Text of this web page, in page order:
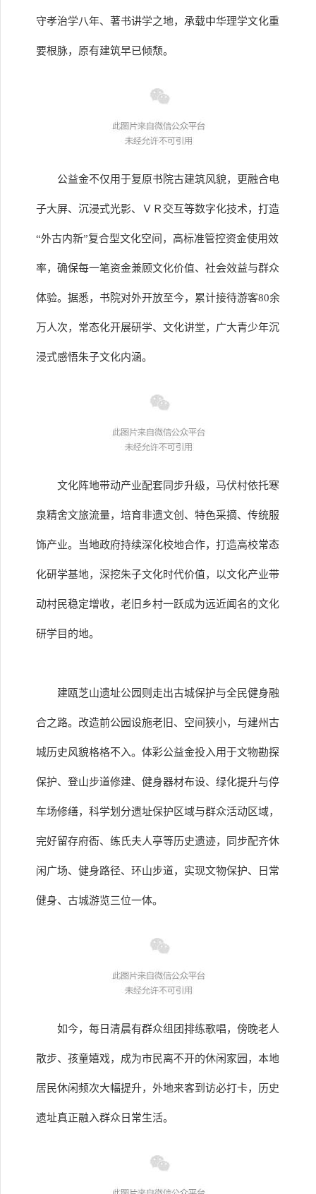
守孝治学八年、著书讲学之地，承载中华理学文化重
要根脉，原有建筑早已倾颓。
公益金不仅用于复原书院古建筑风貌，更融合电
子大屏、沉浸式光影、ＶＲ交互等数字化技术，打造
“外古内新”复合型文化空间，高标准管控资金使用效
率，确保每一笔资金兼顾文化价值、社会效益与群众
体验。据悉，书院对外开放至今，累计接待游客80余
万人次，常态化开展研学、文化讲堂，广大青少年沉
浸式感悟朱子文化内涵。
文化阵地带动产业配套同步升级，马伏村依托寒
泉精舍文旅流量，培育非遗文创、特色采摘、传统服
饰产业。当地政府持续深化校地合作，打造高校常态
化研学基地，深挖朱子文化时代价值，以文化产业带
动村民稳定增收，老旧乡村一跃成为远近闻名的文化
研学目的地。
建瓯芝山遗址公园则走出古城保护与全民健身融
合之路。改造前公园设施老旧、空间狭小，与建州古
城历史风貌格格不入。体彩公益金投入用于文物勘探
保护、登山步道修建、健身器材布设、绿化提升与停
车场修缮，科学划分遗址保护区域与群众活动区域，
完好留存府衙、练氏夫人亭等历史遗迹，同步配齐休
闲广场、健身路径、环山步道，实现文物保护、日常
健身、古城游览三位一体。
如今，每日清晨有群众组团排练歌唱，傍晚老人
散步、孩童嬉戏，成为市民离不开的休闲家园，本地
居民休闲频次大幅提升，外地来客到访必打卡，历史
遗址真正融入群众日常生活。